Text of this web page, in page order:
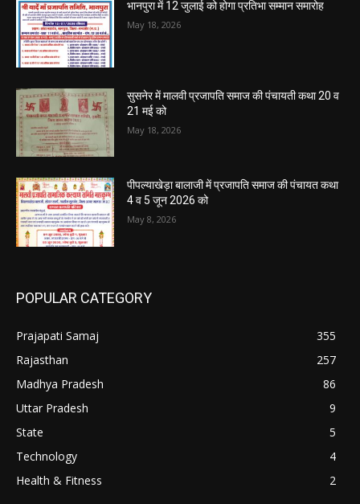
भानपुरा में 12 जुलाई को होगा प्रतिभा सम्मान समारोह
May 18, 2026
सुसनेर में मालवी प्रजापति समाज की पंचायती कथा 20 व
21 मई को
May 18, 2026
पीपल्याखेड़ा बालाजी में प्रजापति समाज की पंचायत कथा
4 व 5 जून 2026 को
May 8, 2026
POPULAR CATEGORY
Prajapati Samaj
355
Rajasthan
257
Madhya Pradesh
86
Uttar Pradesh
9
State
5
Technology
4
Health & Fitness
2